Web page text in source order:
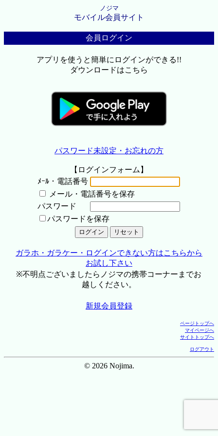
ノジマ
モバイル会員サイト
会員ログイン
アプリを使うと簡単にログインができる!!
ダウンロードはこちら
パスワード未設定・お忘れの方
【ログインフォーム】
ﾒｰﾙ・電話番号
メール・電話番号を保存
パスワード
パスワードを保存
ガラホ・ガラケー・ログインできない方はこちらから
お試し下さい
※不明点ございましたらノジマの携帯コーナーまでお
越しください。
新規会員登録
ページトップへ
マイページへ
サイトトップへ
ログアウト
© 2026 Nojima.